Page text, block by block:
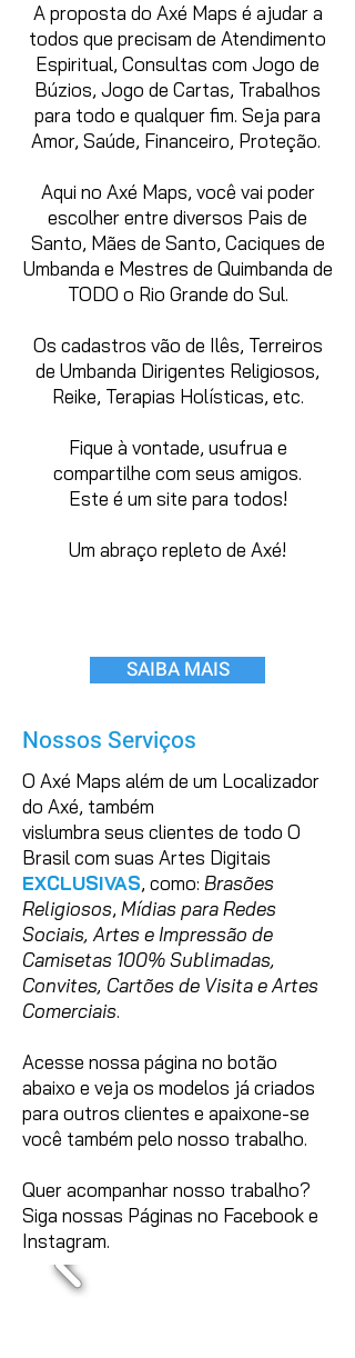
A proposta do Axé Maps é ajudar a
todos que precisam de Atendimento
Espiritual, Consultas com Jogo de
Búzios, Jogo de Cartas, Trabalhos
para todo e qualquer fim. Seja para
Amor, Saúde, Financeiro, Proteção.
Aqui no Axé Maps, você vai poder
escolher entre diversos Pais de
Santo, Mães de Santo, Caciques de
Umbanda e Mestres de Quimbanda de
TODO o Rio Grande do Sul.
Os cadastros vão de Ilês, Terreiros
de Umbanda Dirigentes Religiosos,
Reike, Terapias Holísticas, etc.
Fique à vontade, usufrua e
compartilhe com seus amigos.
Este é um site para todos!
Um abraço repleto de Axé!
SAIBA MAIS
Nossos Serviços
O Axé Maps além de um Localizador
do Axé, também
vislumbra seus clientes de todo O
Brasil com suas Artes Digitais
EXCLUSIVAS, como: Brasões
Religiosos, Mídias para Redes
Sociais, Artes e Impressão de
Camisetas 100% Sublimadas,
Convites, Cartões de Visita e Artes
Comerciais.
Acesse nossa página no botão
abaixo e veja os modelos já criados
para outros clientes e apaixone-se
você também pelo nosso trabalho.
Quer acompanhar nosso trabalho?
Siga nossas Páginas no Facebook e
Instagram.